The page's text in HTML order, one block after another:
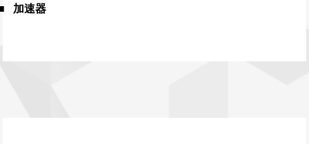
加速器